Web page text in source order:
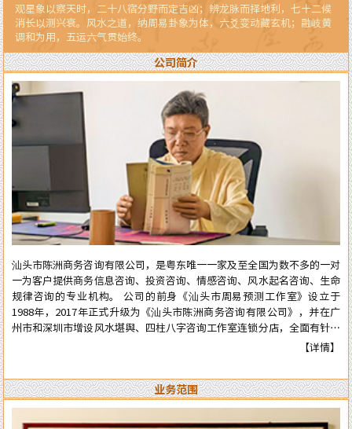
观星象以察天时，二十八宿分野而定吉凶；辨龙脉而择地利，七十二候
消长以测兴衰。风水之道，纳周易卦象为体，六爻变动藏玄机；融岐黄
调和为用，五运六气贯始终。
公司简介
汕头市陈洲商务咨询有限公司，是粤东唯一一家及至全国为数不多的一对
一为客户提供商务信息咨询、投资咨询、情感咨询、风水起名咨询、生命
规律咨询的专业机构。 公司的前身《汕头市周易预测工作室》设立于
1988年，2017年正式升级为《汕头市陈洲商务咨询有限公司》，并在广
州市和深圳市增设风水堪舆、四柱八字咨询工作室连锁分店，全面有针对
性地为在广州市和深圳市工作、生活的广大广州、深圳客户提供咨询服
可信。近四十年来深得众多新老客户的高度好评和信任。 陈洲先生是三
十年前在汕头市与张克明、胡玉尺名老先生齐名的老牌预测师、风水师。
几十年来专业于四柱八字的预测、周易六爻占卜、风水堪舆调理，各种喜
【详情】
业务范围